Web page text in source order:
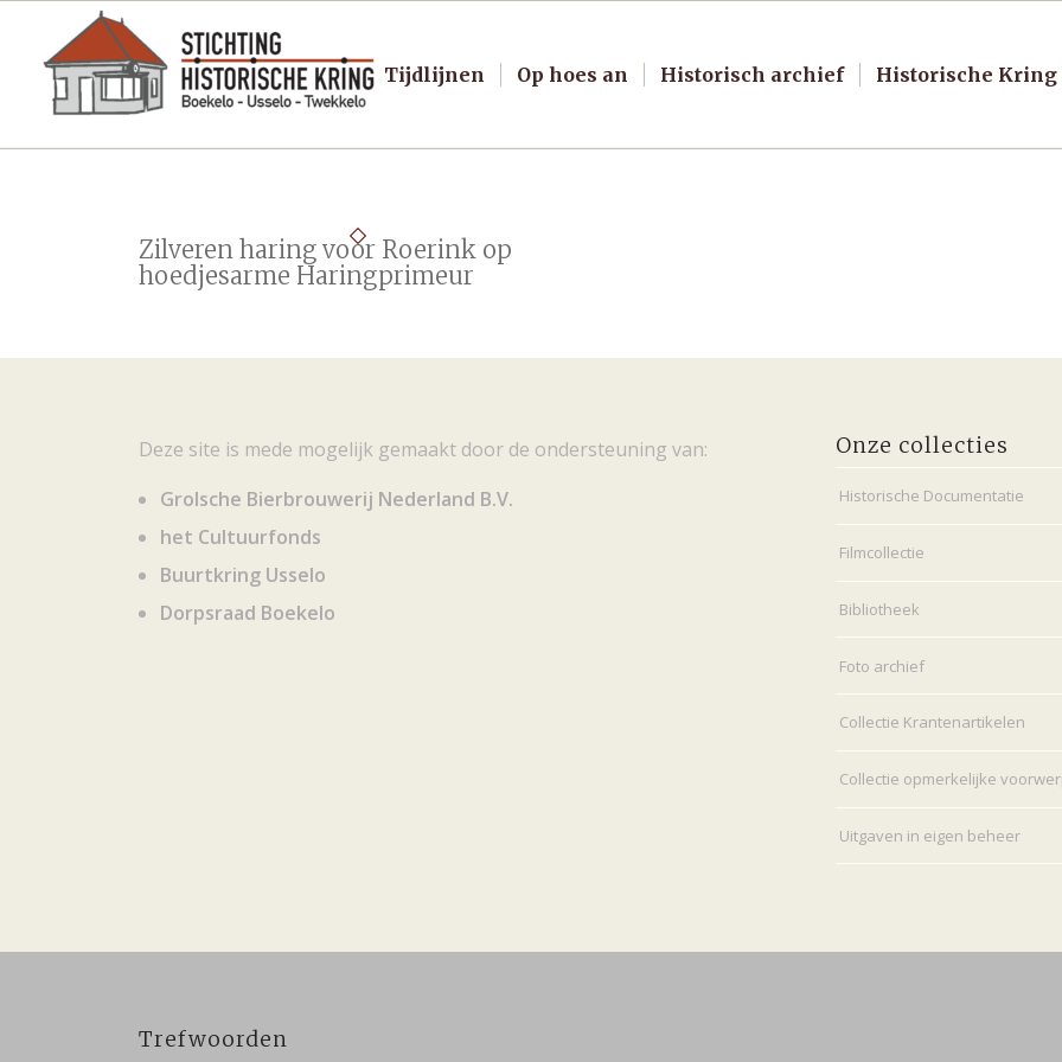
Tijdlijnen Op hoes an Historisch archief Historische Kring
Zilveren haring voor Roerink op
hoedjesarme Haringprimeur
Deze site is mede mogelijk gemaakt door de ondersteuning van:
Grolsche Bierbrouwerij Nederland B.V.
het Cultuurfonds
Buurtkring Usselo
Dorpsraad Boekelo
Onze collecties
Historische Documentatie
Filmcollectie
Bibliotheek
Foto archief
Collectie Krantenartikelen
Collectie opmerkelijke
Uitgaven in eigen beheer
Trefwoorden